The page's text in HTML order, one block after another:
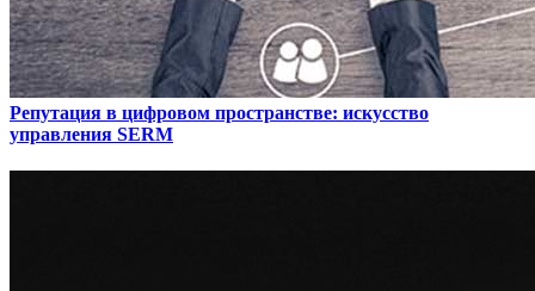
Репутация в цифровом пространстве: искусство
управления SERM